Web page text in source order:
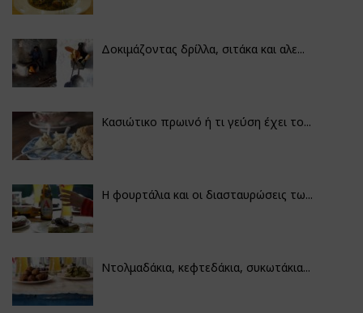
Δοκιμάζοντας δρίλλα, σιτάκα και αλε...
Κασιώτικο πρωινό ή τι γεύση έχει το...
Η φουρτάλια και οι διασταυρώσεις τω...
Ντολμαδάκια, κεφτεδάκια, συκωτάκια...